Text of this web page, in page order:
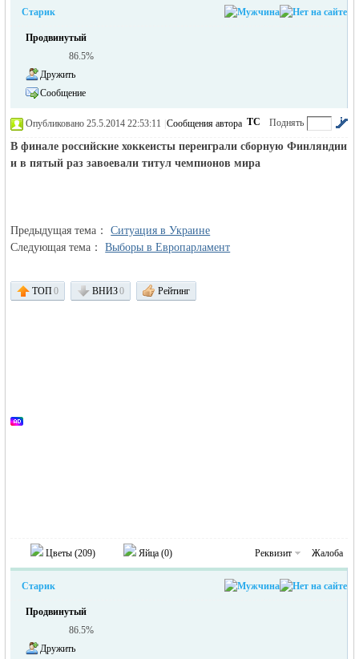
жизнь и
объявления в
MEINLAND.
Старик
Продвинутый
86.5%
Дружить
Сообщение
Поднять
ТС
Опубликовано 25.5.2014 22:53:11 Сообщения автора
В финале российские хоккеисты переиграли сборную Финляндии
и в пятый раз завоевали титул чемпионов мира
Предыдущая тема：Ситуация в Украине
Следующая тема：Выборы в Европарламент
ТОП0 ВНИЗ0 Рейтинг
Цветы (209) Яйца (0) Реквизит Жалоба
Старик
Продвинутый
86.5%
Дружить